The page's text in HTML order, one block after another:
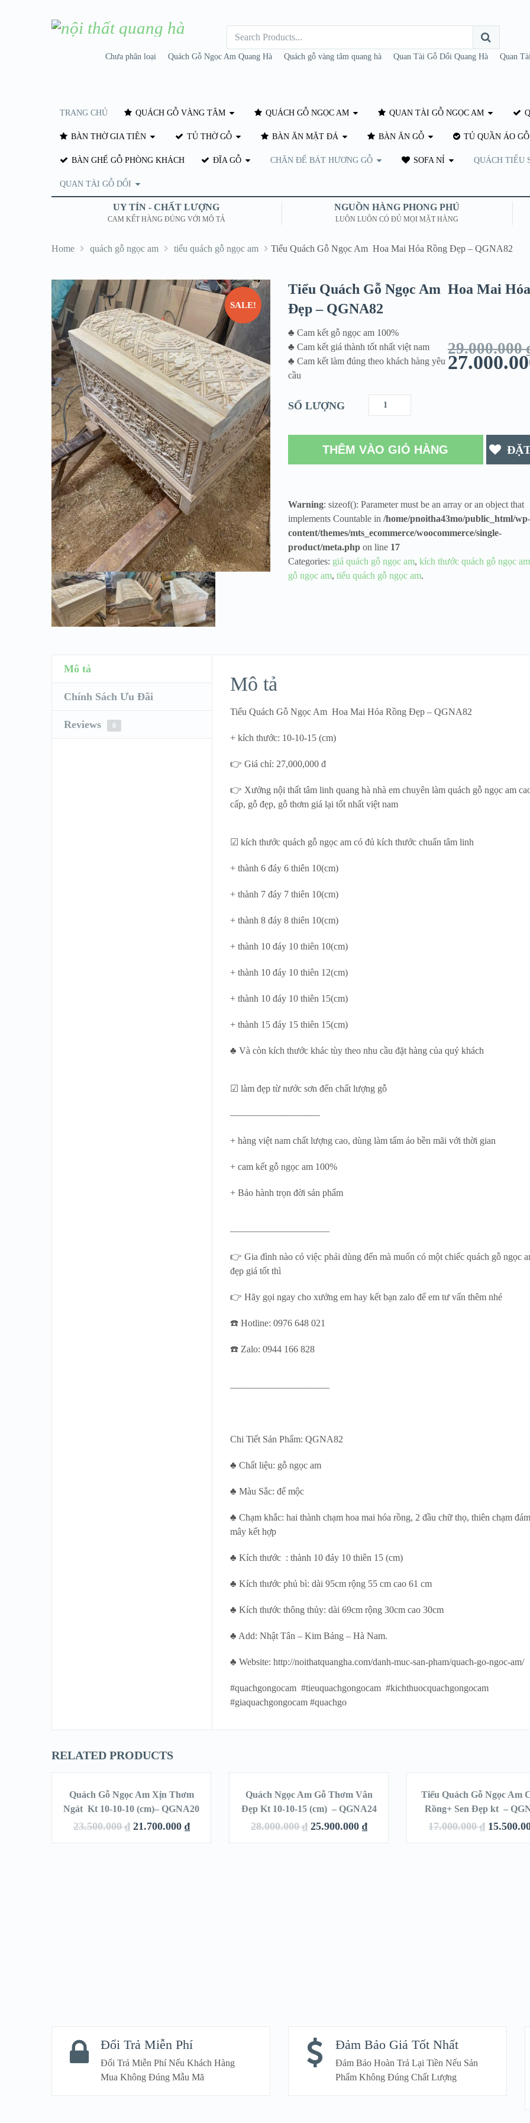
Chưa phân loại Quách Gỗ Ngọc Am Quang Hà Quách gỗ vàng tâm quang hà Quan Tài Gỗ Dổi Quang Hà Quan
TRANG CHỦ QUÁCH GỖ VÀNG TÂM QUÁCH GỖ NGỌC AM QUAN TÀI GỖ NGỌC AM
BÀN THỜ GIA TIÊN TỦ THỜ GỖ BÀN ĂN MẶT ĐÁ BÀN ĂN GỖ TỦ QUẦN ÁO GỖ
BÀN GHẾ GỖ PHÒNG KHÁCH ĐĨA GỖ CHÂN ĐẾ BÁT HƯƠNG GỖ SOFA NỈ QUÁCH TIỂU
QUAN TÀI GỖ DỔI
UY TÍN - CHẤT LƯỢNG
CAM KẾT HÀNG ĐÚNG VỚI MÔ TẢ
NGUỒN HÀNG PHONG PHÚ
LUÔN LUÔN CÓ ĐỦ MỌI MẶT HÀNG
Home quách gỗ ngọc am tiểu quách gỗ ngọc am Tiểu Quách Gỗ Ngọc Am Hoa Mai Hóa Rồng Đẹp – QGNA82
SALE!
Tiểu Quách Gỗ Ngọc Am Hoa Mai
Đẹp – QGNA82
29.000.000
♣ Cam kết gỗ ngọc am 100%
♣ Cam kết giá thành tốt nhất việt nam
♣ Cam kết làm đúng theo khách hàng yêu
cầu
SỐ LƯỢNG
THÊM VÀO GIỎ HÀNG
Warning: sizeof(): Parameter must be an array or an object that
implements Countable in /home/pnoitha43mo/public_html/wp-
content/themes/mts_ecommerce/woocommerce/single-
product/meta.phpon line 17
Categories: giá quách gỗ ngọc am, kích thước quách gỗ ngọc am
gỗ ngọc am, tiểu quách gỗ ngọc am.
Mô tả
Chính Sách Ưu Đãi
Reviews 0
Mô tả
Tiểu Quách Gỗ Ngọc Am Hoa Mai Hóa Rồng Đẹp – QGNA82
+ kích thước: 10-10-15 (cm)
👉 Giá chỉ: 27,000,000 đ
👉 Xưởng nội thất tâm linh quang hà nhà em chuyên làm quách gỗ ngọc am
cấp, gỗ đẹp, gỗ thơm giá lại tốt nhất việt nam
☑ kích thước quách gỗ ngọc am có đủ kích thước chuẩn tâm linh
+ thành 6 đáy 6 thiên 10(cm)
+ thành 7 đáy 7 thiên 10(cm)
+ thành 8 đáy 8 thiên 10(cm)
+ thành 10 đáy 10 thiên 10(cm)
+ thành 10 đáy 10 thiên 12(cm)
+ thành 10 đáy 10 thiên 15(cm)
+ thành 15 đáy 15 thiên 15(cm)
♣ Và còn kích thước khác tùy theo nhu cầu đặt hàng của quý khách
☑ làm đẹp từ nước sơn đến chất lượng gỗ
—————————–
+ hàng việt nam chất lượng cao, dùng làm tấm áo bền mãi với thời gian
+ cam kết gỗ ngọc am 100%
+ Bảo hành trọn đời sản phẩm
——————————–
👉 Gia đình nào có việc phải dùng đến mà muốn có một chiếc quách gỗ ngọc
đẹp giá tốt thì
👉 Hãy gọi ngay cho xưởng em hay kết bạn zalo để em tư vấn thêm nhé
☎️ Hotline: 0976 648 021
☎️ Zalo: 0944 166 828
——————————–
Chi Tiết Sản Phẩm: QGNA82
♣ Chất liệu: gỗ ngọc am
♣ Màu Sắc: để mộc
♣ Chạm khắc: hai thành chạm hoa mai hóa rồng, 2 đầu chữ thọ, thiên chạm
mây kết hợp
♣ Kích thước : thành 10 đáy 10 thiên 15 (cm)
♣ Kích thước phủ bì: dài 95cm rộng 55 cm cao 61 cm
♣ Kích thước thông thủy: dài 69cm rộng 30cm cao 30cm
♣ Add: Nhật Tân – Kim Bảng – Hà Nam.
♣ Website: http://noithatquangha.com/danh-muc-san-pham/quach-go-ngoc-am/
#quachgongocam #tieuquachgongocam #kichthuocquachgongocam
#giaquachgongocam #quachgo
RELATED PRODUCTS
SALE!
THÊM VÀO GIỎ
Quách Gỗ Ngọc Am Xịn Thơm
Ngát Kt 10-10-10 (cm)– QGNA20
23.500.000₫ 21.700.000 ₫
SALE!
Quách Ngọc Am Gỗ Thơm Vân
Đẹp Kt 10-10-15 (cm) – QGNA24
28.000.000₫ 25.900.000 ₫
Tiểu Quách Gỗ Ngọc Am
Rồng+ Sen Đẹp kt –
17.000.000₫
Đổi Trả Miễn Phí
Đổi Trả Miễn Phí Nếu Khách Hàng
Mua Không Đúng Mẫu Mã
Đảm Bảo Giá Tốt Nhất
Đảm Bảo Hoàn Trả Lại Tiền Nếu Sản
Phẩm Không Đúng Chất Lượng